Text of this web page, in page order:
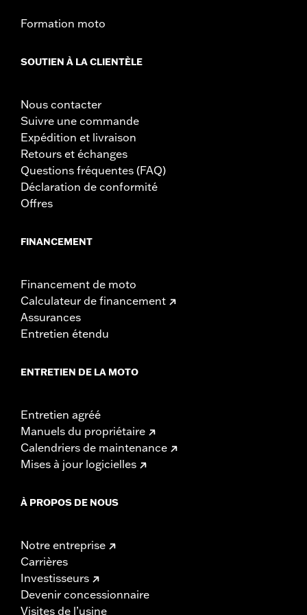
Formation moto
SOUTIEN À LA CLIENTÈLE
Nous contacter
Suivre une commande
Expédition et livraison
Retours et échanges
Questions fréquentes (FAQ)
Déclaration de conformité
Offres
FINANCEMENT
Financement de moto
Calculateur de financement
Assurances
Entretien étendu
ENTRETIEN DE LA MOTO
Entretien agréé
Manuels du propriétaire
Calendriers de maintenance
Mises à jour logicielles
À PROPOS DE NOUS
Notre entreprise
Carrières
Investisseurs
Devenir concessionnaire
Visites de l’usine